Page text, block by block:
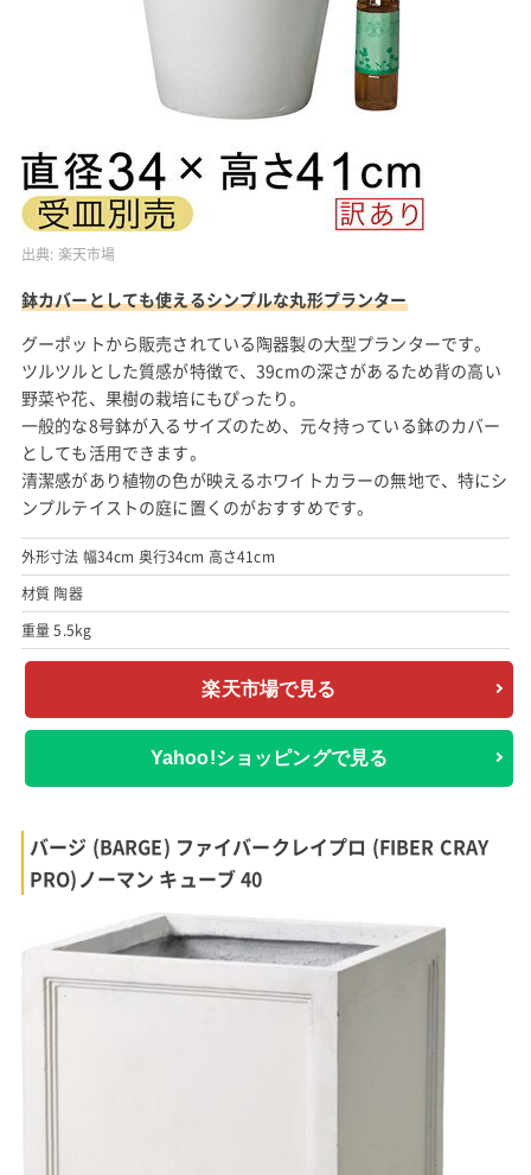
出典: 楽天市場
鉢カバーとしても使えるシンプルな丸形プランター
グーポットから販売されている陶器製の大型プランターです。
ツルツルとした質感が特徴で、39cmの深さがあるため背の高い
野菜や花、果樹の栽培にもぴったり。
一般的な8号鉢が入るサイズのため、元々持っている鉢のカバー
としても活用できます。
清潔感があり植物の色が映えるホワイトカラーの無地で、特にシ
ンプルテイストの庭に置くのがおすすめです。
外形寸法 幅34cm 奥行34cm 高さ41cm
材質 陶器
重量 5.5kg
楽天市場で見る
Yahoo!ショッピングで見る
バージ (BARGE) ファイバークレイプロ (FIBER CRAY
PRO)ノーマン キューブ 40